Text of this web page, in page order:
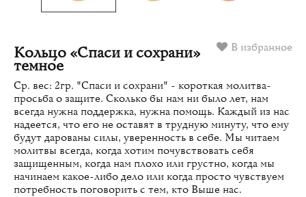
В избранное
Кольцо «Спаси и сохрани»
темное
Ср. вес: 2гр. "Спаси и сохрани" - короткая молитва-
просьба о защите. Сколько бы нам ни было лет, нам
всегда нужна поддержка, нужна помощь. Каждый из нас
надеется, что его не оставят в трудную минуту, что ему
будут дарованы силы, уверенность в себе. Мы читаем
молитвы всегда, когда хотим почувствовать себя
защищенным, когда нам плохо или грустно, когда мы
начинаем какое-либо дело или когда просто чувствуем
потребность поговорить с тем, кто Выше нас.